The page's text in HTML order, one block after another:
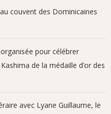
couvent des Dominicaines
pour célébrer
de la médaille d’or des
avec Lyane Guillaume, le